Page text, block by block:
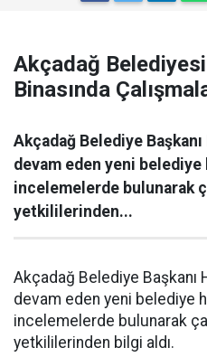
Akçadağ
Binasında
Akçadağ Belediye Başkanı
devam eden yeni belediye
incelemelerde bulunarak
yetkililerinden...
Akçadağ Belediye Başkanı
devam eden yeni belediye
incelemelerde bulunarak
yetkililerinden bilgi aldı.